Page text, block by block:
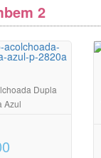
2
Dupla
Azul